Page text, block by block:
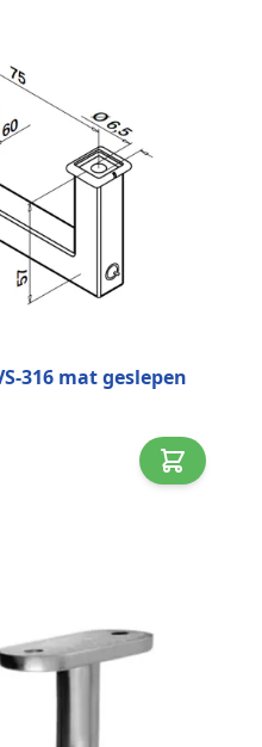
316 mat geslepen